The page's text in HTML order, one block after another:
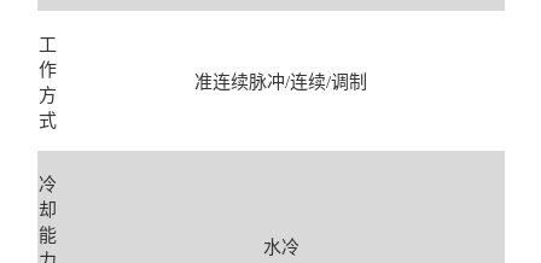
工
作
方
式
准连续脉冲/连续/调制
冷
却
能
水冷